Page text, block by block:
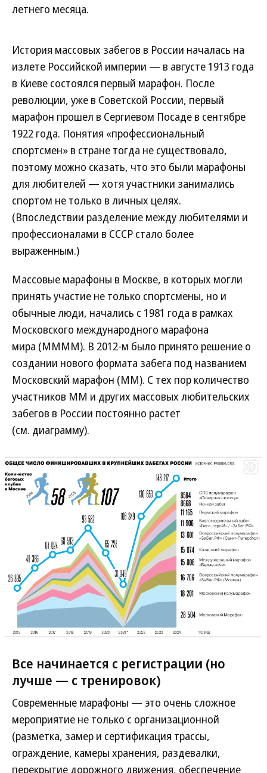
летнего месяца.
История массовых забегов в России началась на
излете Российской империи — в августе 1913 года
в Киеве состоялся первый марафон. После
революции, уже в Советской России, первый
марафон прошел в Сергиевом Посаде в сентябре
1922 года. Понятия «профессиональный
спортсмен» в стране тогда не существовало,
поэтому можно сказать, что это были марафоны
для любителей — хотя участники занимались
спортом не только в личных целях.
(Впоследствии разделение между любителями и
профессионалами в СССР стало более
выраженным.)
Массовые марафоны в Москве, в которых могли
принять участие не только спортсмены, но и
обычные люди, начались с 1981 года в рамках
Московского международного марафона
мира (ММММ). В 2012-м было принято решение о
создании нового формата забега под названием
Московский марафон (ММ). С тех пор количество
участников ММ и других массовых любительских
забегов в России постоянно растет
(см. диаграмму).
Все начинается с регистрации (но
лучше — с тренировок)
Современные марафоны — это очень сложное
мероприятие не только с организационной
(разметка, замер и сертификация трассы,
ограждение, камеры хранения, раздевалки,
перекрытие дорожного движения, обеспечение